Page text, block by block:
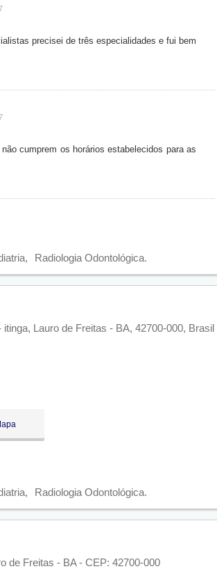
precisei de três especialidades e fui bem
cumprem os horários estabelecidos para as
Radiologia Odontológica
Lauro de Freitas - BA, 42700-000, Brasil
Radiologia Odontológica
de Freitas - BA - CEP: 42700-000